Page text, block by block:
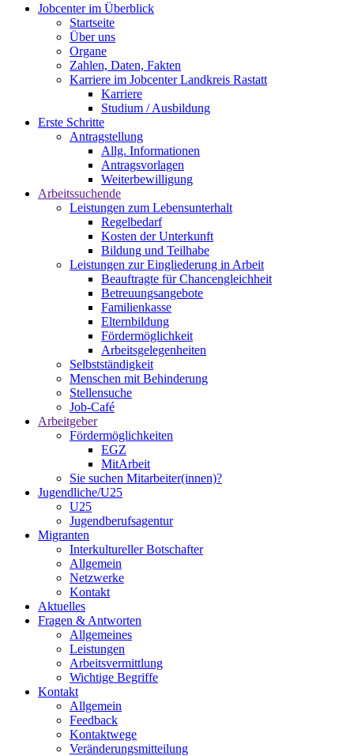
Jobcenter im Überblick
Startseite
Über uns
Organe
Zahlen, Daten, Fakten
Karriere im Jobcenter Landkreis Rastatt
Karriere
Studium / Ausbildung
Erste Schritte
Antragstellung
Allg. Informationen
Antragsvorlagen
Weiterbewilligung
Arbeitssuchende
Leistungen zum Lebensunterhalt
Regelbedarf
Kosten der Unterkunft
Bildung und Teilhabe
Leistungen zur Eingliederung in Arbeit
Beauftragte für Chancengleichheit
Betreuungsangebote
Familienkasse
Elternbildung
Fördermöglichkeit
Arbeitsgelegenheiten
Selbstständigkeit
Menschen mit Behinderung
Stellensuche
Job-Café
Arbeitgeber
Fördermöglichkeiten
EGZ
MitArbeit
Sie suchen Mitarbeiter(innen)?
Jugendliche/U25
U25
Jugendberufsagentur
Migranten
Interkultureller Botschafter
Allgemein
Netzwerke
Kontakt
Aktuelles
Fragen & Antworten
Allgemeines
Leistungen
Arbeitsvermittlung
Wichtige Begriffe
Kontakt
Allgemein
Feedback
Kontaktwege
Veränderungsmitteilung